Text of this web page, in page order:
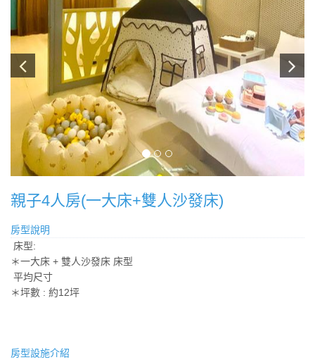
親子4人房(一大床+雙人沙發床)
房型說明
床型:
＊一大床 + 雙人沙發床 床型
平均尺寸
＊坪數 : 約12坪
房型設施介紹